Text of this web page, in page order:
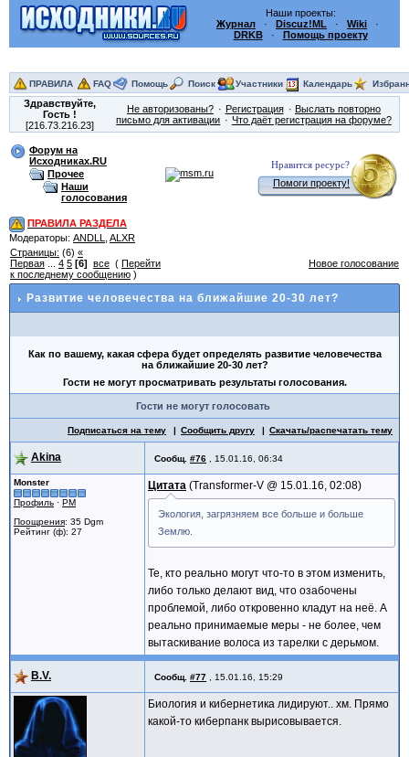
Наши проекты:
Журнал · Discuz!ML · Wiki ·
DRKB· Помощь проекту
ПРАВИЛА FAQ Помощь Поиск Участники Календарь
Здравствуйте,
Гость!
[216.73.216.23]
Не авторизованы? Регистрация
Выслать повторно
письмо для активации
Что даёт регистрация на форуме?
Форум на
Исходниках.RU
Прочее
Наши
голосования
Нравится ресурс?
Помоги проекту!
ПРАВИЛА РАЗДЕЛА
Модераторы: ANDLL
ALXR
Страницы: (6) «
Первая
4 5 [6] все ( Перейти
к последнему сообщению )
Новое голосование
Развитие человечества на ближайшие 20-30 лет?
Как по вашему, какая сфера будет определять развитие человечества
на ближайшие 20-30 лет?
Гости не могут просматривать результаты голосования.
Гости не могут голосовать
Подписаться на тему Сообщить другу Скачать/распечатать тему
Akina Сообщ. #76 15.01.16, 06:34
Monster
Профиль · PM
Поощрения: 35 Dgm
Рейтинг (ф): 27
Цитата Transformer-V @ 15.01.16, 02:08
Экология, загрязняем все больше и больше
Землю.
Те, кто реально могут что-то в этом изменить,
либо только делают вид, что озабочены
проблемой, либо откровенно кладут на неё. А
реально принимаемые меры - не более, чем
вытаскивание волоса из тарелки с дерьмом.
B.V. Сообщ. #77 15.01.16, 15:29
Биология и кибернетика лидируют.. хм. Прямо
какой-то киберпанк вырисовывается.